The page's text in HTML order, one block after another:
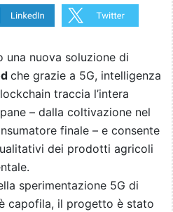
una nuova soluzione di
che grazie a 5G, intelligenza
traccia l’intera
– dalla coltivazione nel
finale – e consente
dei prodotti agricoli
sperimentazione 5G di
capofila, il progetto è stato